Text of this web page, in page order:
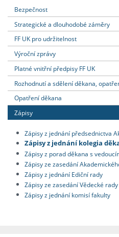
Bezpečnost
Strategické a dlouhodobé záměry
FF UK pro udržitelnost
Výroční zprávy
Platné vnitřní předpisy FF UK
Rozhodnutí a sdělení děkana,
Opatření děkana
Zápisy
Zápisy z jednání předsednictva
Zápisy z jednání kolegia
Zápisy z porad děkana s
Zápisy ze zasedání
Zápisy z jednání Ediční rady
Zápisy ze zasedání Vědecké rady
Zápisy z jednání komisí fakulty